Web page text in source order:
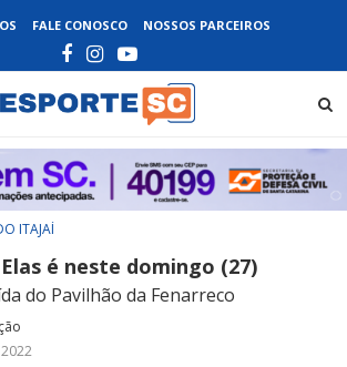
FALE CONOSCO NOSSOS PARCEIROS
ITAJAÍ
é neste domingo (27)
do Pavilhão da Fenarreco